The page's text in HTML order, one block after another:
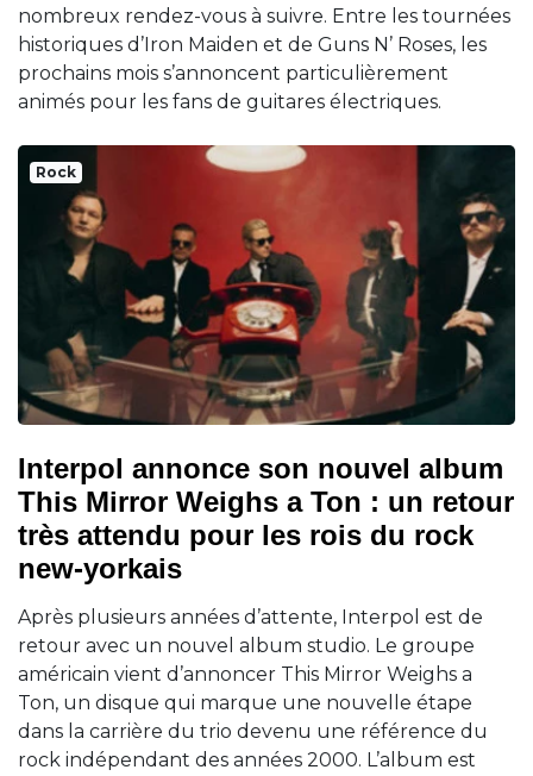
nombreux rendez-vous à suivre. Entre les tournées
historiques d’Iron Maiden et de Guns N’ Roses, les
prochains mois s’annoncent particulièrement
animés pour les fans de guitares électriques.
Rock
Interpol annonce son nouvel album
This Mirror Weighs a Ton : un retour
très attendu pour les rois du rock
new-yorkais
Après plusieurs années d’attente, Interpol est de
retour avec un nouvel album studio. Le groupe
américain vient d’annoncer This Mirror Weighs a
Ton, un disque qui marque une nouvelle étape
dans la carrière du trio devenu une référence du
rock indépendant des années 2000. L’album est